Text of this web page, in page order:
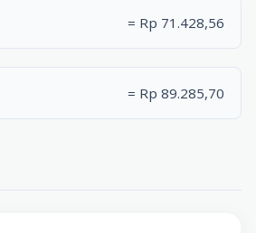
= Rp 71.428,56
= Rp 89.285,70